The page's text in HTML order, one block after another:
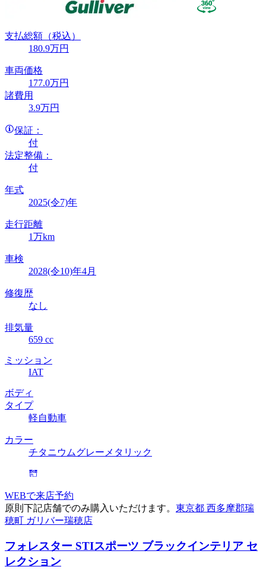
支払総額 （税込）
180.9万円
車両価格
177.0万円
諸費用
3.9万円
保証：
付
法定整備：
付
年式
2025(令7)年
走行距離
1万km
車検
2028(令10)年4月
修復歴
なし
排気量
659 cc
ミッション
IAT
ボディ
タイプ
軽自動車
カラー
チタニウムグレーメタリック
WEBで来店予約
原則下記店舗でのみ購入いただけます。 東京都 西多摩郡瑞
穂町 ガリバー瑞穂店
フォレスター STIスポーツ ブラックインテリア セ
レクション